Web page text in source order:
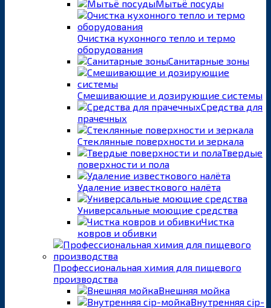
Мытьё посуды
Очистка кухонного тепло и термо
оборудования
Санитарные зоны
Смешивающие и дозирующие системы
Средства для
прачечных
Стеклянные поверхности и зеркала
Твердые
поверхности и пола
Удаление известкового налёта
Универсальные моющие средства
Чистка
ковров и обивки
Профессиональная химия для пищевого
производства
Внешняя мойка
Внутренняя cip-